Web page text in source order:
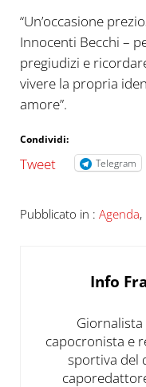
“Un’occasione
Innocenti Becchi –
pregiudizi e
vivere la propria
amore”.
Condividi:
Tweet Telegram
Pubblicato in : Agenda,
Info
capocronista e
sportiva del